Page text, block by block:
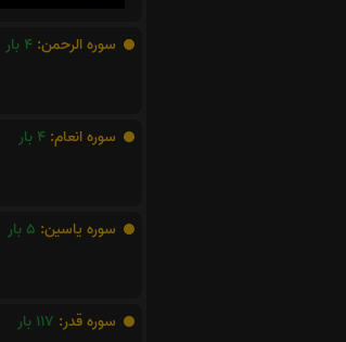
سوره الرحمن: 4 بار
سوره انعام: 4 بار
سوره یاسین: 5 بار
سوره قدر: 117 بار